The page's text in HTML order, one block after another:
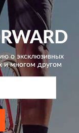
о эксклюзивных
и многом другом